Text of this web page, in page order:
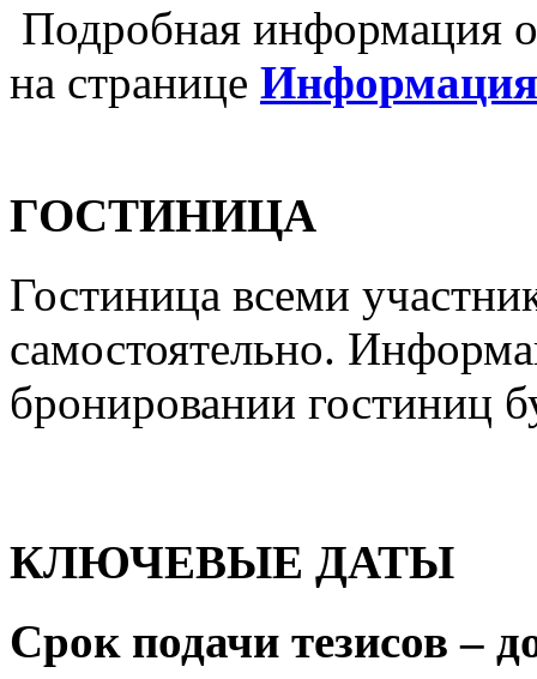
Подробная информация
на странице Информация
ГОСТИНИЦА
Гостиница всеми
самостоятельно.
бронировании гостиниц
КЛЮЧЕВЫЕ ДАТЫ
Срок подачи тезисов –